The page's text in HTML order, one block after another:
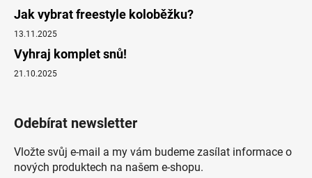
Jak vybrat freestyle koloběžku?
13.11.2025
Vyhraj komplet snů!
21.10.2025
Odebírat newsletter
Vložte svůj e-mail a my vám budeme zasílat informace o
nových produktech na našem e-shopu.